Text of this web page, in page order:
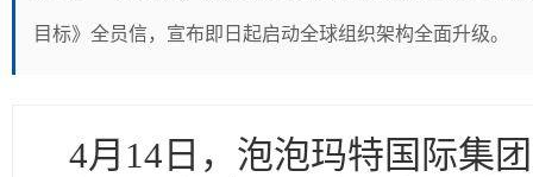
目标》全员信，宣布即日起启动全球组织架构全面升级。
4月14日，泡泡玛特国际集